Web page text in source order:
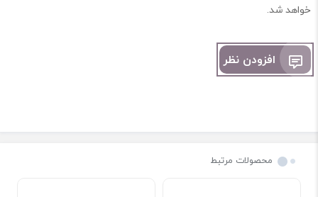
خواهد شد.
افزودن نظر
محصولات مرتبط